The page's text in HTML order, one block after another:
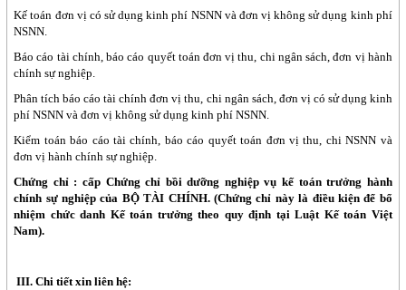
Kế toán đơn vị có sử dụng kinh phí NSNN và đơn vị không sử dụng kinh phí
NSNN.
Báo cáo tài chính, báo cáo quyết toán đơn vị thu, chi ngân sách, đơn vị hành
chính sự nghiệp.
Phân tích báo cáo tài chính đơn vị thu, chi ngân sách, đơn vị có sử dụng kinh
phí NSNN và đơn vị không sử dụng kinh phí NSNN.
Kiểm toán báo cáo tài chính, báo cáo quyết toán đơn vị thu, chi NSNN và
đơn vị hành chính sự nghiệp.
Chứng chỉ : cấp Chứng chỉ bồi dưỡng nghiệp vụ kế toán trưởng hành
chính sự nghiệp của BỘ TÀI CHÍNH. (Chứng chỉ này là điều kiện để bổ
nhiệm chức danh Kế toán trưởng theo quy định tại Luật Kế toán Việt
Nam).
III. Chi tiết xin liên hệ: